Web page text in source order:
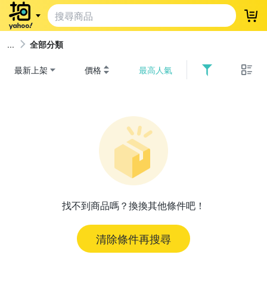
登
全部分類
最新上架 價格 最高人氣
找不到商品嗎？換換其他條件吧！
清除條件再搜尋